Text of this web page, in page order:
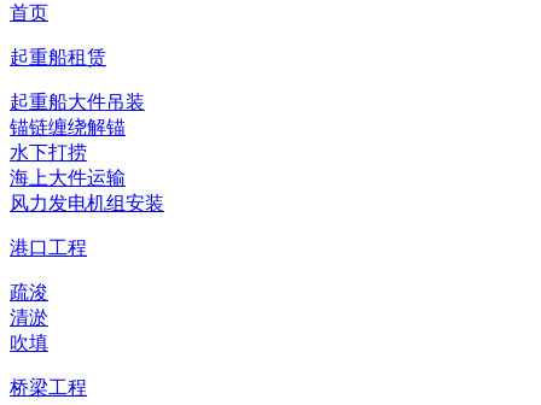
首页
起重船租赁
起重船大件吊装
锚链缠绕解锚
水下打捞
海上大件运输
风力发电机组安装
港口工程
疏浚
清淤
吹填
桥梁工程